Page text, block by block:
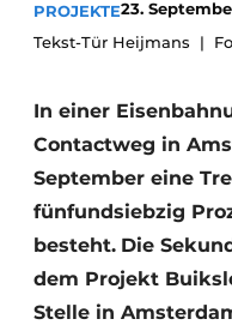
Datenschutz /
Videos
PROJEKTE23.
Tekst-Tür Heijmans
In einer
Contactweg in
September eine
fünfundsiebzig
besteht. Die
dem Projekt
Stelle in